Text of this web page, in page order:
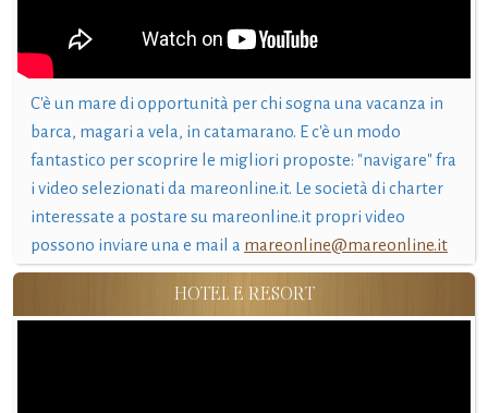
C'è un mare di opportunità per chi sogna una vacanza in
barca, magari a vela, in catamarano. E c'è un modo
fantastico per scoprire le migliori proposte: "navigare" fra
i video selezionati da mareonline.it. Le società di charter
interessate a postare su mareonline.it propri video
possono inviare una e mail a mareonline@mareonline.it
HOTEL E RESORT